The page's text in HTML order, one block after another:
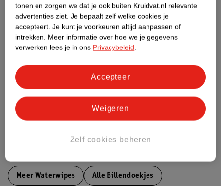
Etiketinformatie
Nature Impact Score
Impact Score.
Meer informatie
Bestel & Bezorginformatie
Meer Waterwipes Alle Billendoekjes
tonen en zorgen we dat je ook buiten Kruidvat.nl relevante
advertenties ziet. Je bepaalt zelf welke cookies je
accepteert. Je kunt je voorkeuren altijd aanpassen of
intrekken. Meer informatie over hoe we je gegevens
verwerken lees je in ons Privacybeleid.
Zelf cookies beheren
Weigeren
Accepteer